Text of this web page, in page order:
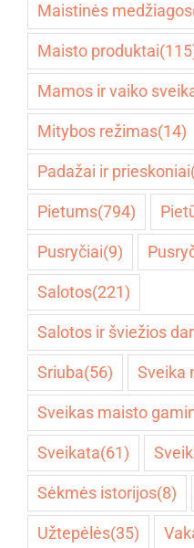
Maistinės medžiagos
Maisto produktai
Mamos ir vaiko
Mitybos režimas(14)
Padažai ir prieskoniai
Pietums(794)
Pusryčiai(9)
Salotos(221)
Salotos ir šviežios
Sriuba(56) Sveika
Sveikas maisto
Sveikata(61)
Sėkmės istorijos(8)
Užtepėlės(35)